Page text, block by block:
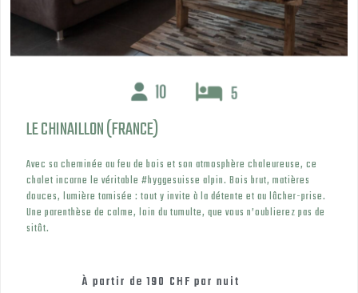
LE CHINAILLON (FRANCE)
Avec sa cheminée au feu de bois et son atmosphère chaleureuse, ce
chalet incarne le véritable #hyggesuisse alpin. Bois brut, matières
douces, lumière tamisée : tout y invite à la détente et au lâcher-prise.
Une parenthèse de calme, loin du tumulte, que vous n’oublierez pas de
sitôt.
À partir de 190 CHF par nuit